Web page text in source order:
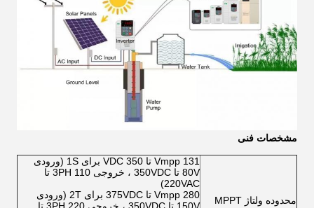
مشخصات فنی
محدوده ولتاژ MPPT
Vmpp 131 تا 350 VDC برای 1S (ورودی
80V تا 350VDC ، خروجی 3PH 110 تا
220VAC)
Vmpp 280 تا 375VDC برای 2T (ورودی